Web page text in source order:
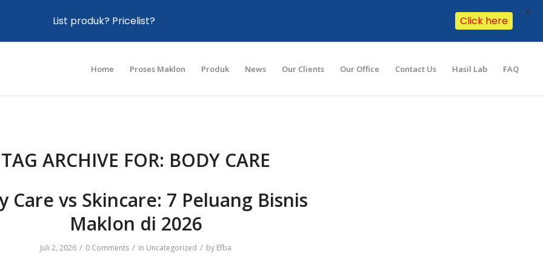
Home Proses Maklon Produk News Our Clients Our Office Contact Us Hasil Lab FAQ
TAG ARCHIVE FOR: BODY CARE
Care vs Skincare: 7 Peluang Bisnis
Maklon di 2026
Juli 2, 2026 / 0 Comments / in Uncategorized / by Efba
List produk? Pricelist? Click here
X